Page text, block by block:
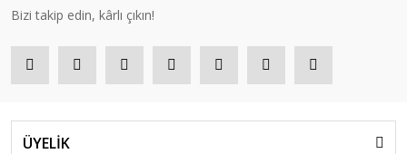
Bizi takip edin, kârlı çıkın!
ÜYELİK